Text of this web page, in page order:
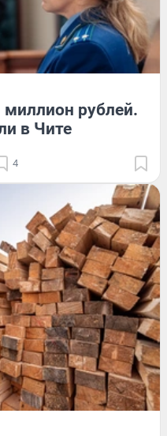
миллион рублей.
в Чите
4